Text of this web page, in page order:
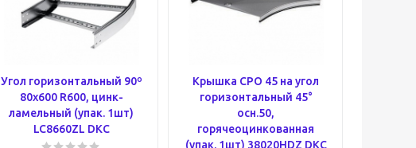
Угол горизонтальный 90º
80x600 R600, цинк-
ламельный (упак. 1шт)
LC8660ZL DKC
Крышка CPO 45 на угол
горизонтальный 45°
осн.50,
горячеоцинкованная
(упак. 1шт) 38020HDZ DKC